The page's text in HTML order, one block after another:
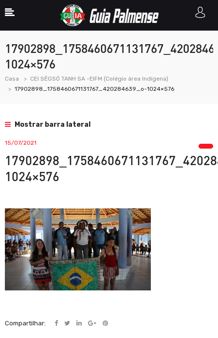
1024×576
Casa
CEI SÉGSÓ TANH SA -EIFM (Colégio área Indígena)
17902898_1758460671131767_420284639_o-1024×576
Mostrar barra lateral
15/07/2021
1024×576
Compartilhar: